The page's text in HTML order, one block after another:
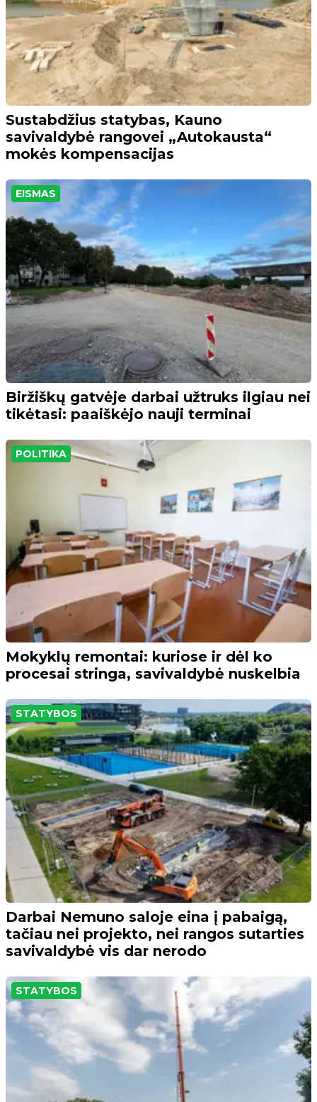
Sustabdžius statybas, Kauno
savivaldybė rangovei „Autokausta“
mokės kompensacijas
EISMAS
Biržiškų gatvėje darbai užtruks ilgiau nei
tikėtasi: paaiškėjo nauji terminai
POLITIKA
Mokyklų remontai: kuriose ir dėl ko
procesai stringa, savivaldybė nuskelbia
STATYBOS
Darbai Nemuno saloje eina į pabaigą,
tačiau nei projekto, nei rangos sutarties
savivaldybė vis dar nerodo
STATYBOS